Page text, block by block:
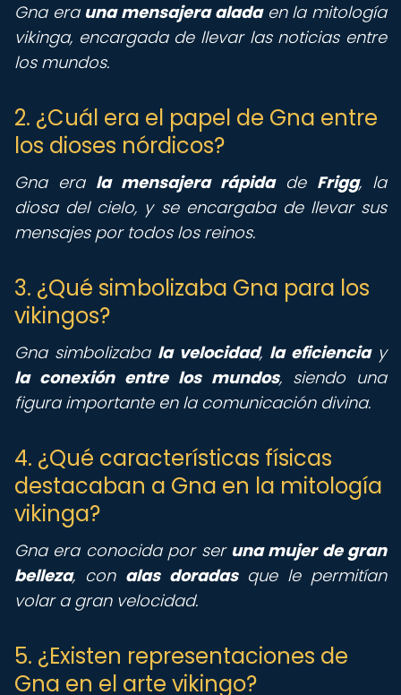
Gna era una mensajera aladaen la mitología
vikinga, encargada de llevar las noticias entre
los mundos.
2. ¿Cuál era el papel de Gna entre
los dioses nórdicos?
Gna era la mensajera rápidade Frigg, la
diosa del cielo, y se encargaba de llevar sus
mensajes por todos los reinos.
3. ¿Qué simbolizaba Gna para los
vikingos?
Gna simbolizaba la velocidad, la eficienciay
la conexión entre los mundos, siendo una
figura importante en la comunicación divina.
4. ¿Qué características físicas
destacaban a Gna en la mitología
vikinga?
Gna era conocida por ser una mujer de gran
belleza, con alas doradasque le permitían
volar a gran velocidad.
5. ¿Existen representaciones de
Gna en el arte vikingo?